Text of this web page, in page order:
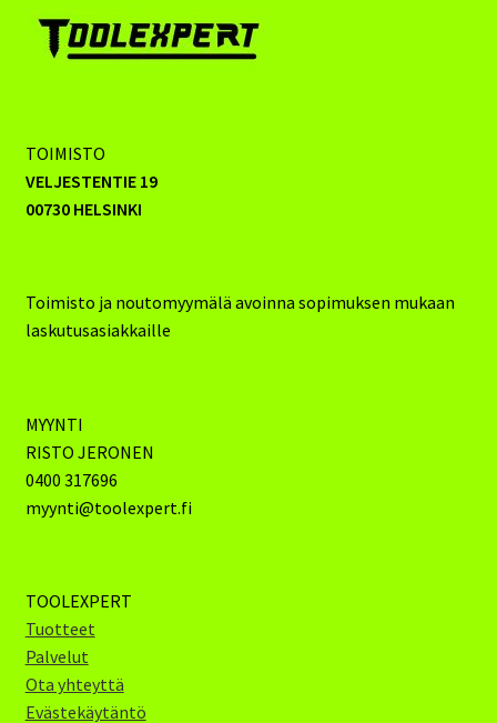
TOIMISTO
VELJESTENTIE 19
00730 HELSINKI
Toimisto ja noutomyymälä avoinna sopimuksen mukaan
laskutusasiakkaille
MYYNTI
RISTO JERONEN
0400 317696
myynti@toolexpert.fi
TOOLEXPERT
Tuotteet
Palvelut
Ota yhteyttä
Evästekäytäntö